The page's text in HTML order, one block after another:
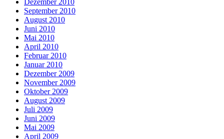
Dezember 2010
September 2010
August 2010
Juni 2010
Mai 2010
April 2010
Februar 2010
Januar 2010
Dezember 2009
November 2009
Oktober 2009
August 2009
Juli 2009
Juni 2009
Mai 2009
April 2009